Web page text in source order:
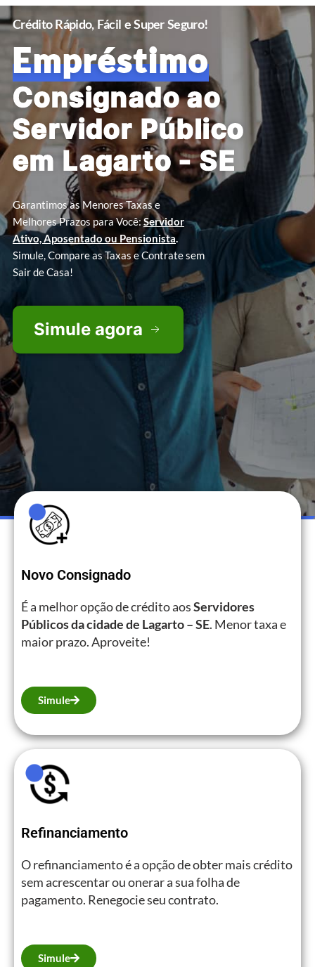
Crédito Rápido, Fácil e Super Seguro!
Empréstimo
Consignado ao
Servidor Público
em Lagarto - SE
Garantimos as Menores Taxas e
Melhores Prazos para Você:Servidor
Ativo, Aposentado ou Pensionista.
Simule, Compare as Taxas e Contrate sem
Sair de Casa!
Simule agora
Novo Consignado
É a melhor opção de crédito aosServidores
Públicos da cidade de Lagarto – SE. Menor taxa e
maior prazo. Aproveite!
Simule
Refinanciamento
O refinanciamento é a opção de obter mais crédito
sem acrescentar ou onerar a sua folha de
pagamento. Renegocie seu contrato.
Simule